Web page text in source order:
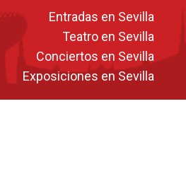
Entradas en Sevilla
Teatro en Sevilla
Conciertos en Sevilla
Exposiciones en Sevilla